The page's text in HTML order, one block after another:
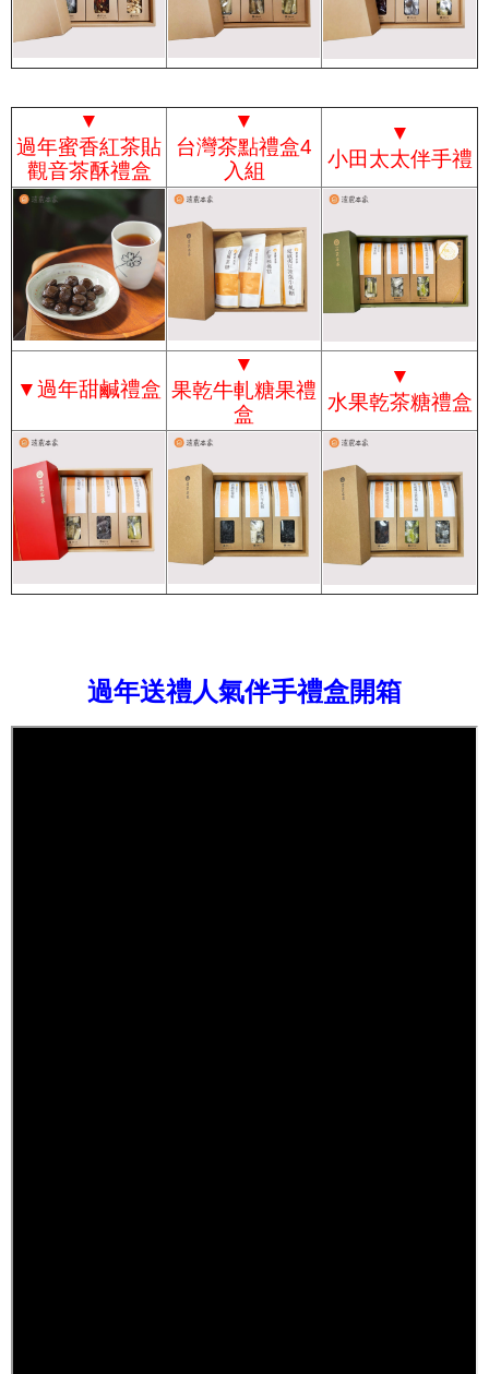
▼
過年蜜香紅茶貼
觀音茶酥禮盒
▼
台灣茶點禮盒4
入組
▼
小田太太伴手禮
▼過年甜鹹禮盒
▼
果乾牛軋糖果禮
盒
▼
水果乾茶糖禮盒
過年送禮人氣伴手禮盒開箱